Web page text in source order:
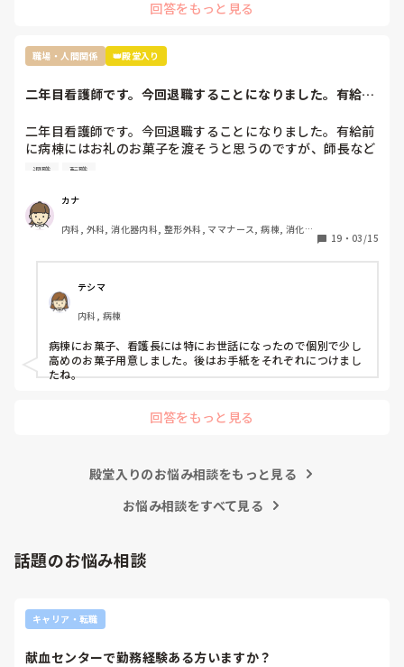
原因は自分だとわかっているのでしょうがないことだとは理
いのかわからなくなりました。
ちなみに私の職場ではすぐ噂は広まるので私のことはほぼ全
今後は今の私の不注意を正し、頑張っていきたいと思ってい
かわからないです。こんな私ですが何かアドバイスいただけ
れば嬉しいです。
かれているんですよね。
「急性期の病棟で一から学び直す」
く領域を見つけて転職したくなった時に、キャリアが役立つの
ではないかと思います。
の看護師相手に無理な愛想笑いや、ご機嫌取りをしないことで
す。
聞き役に徹して、余計なことを言わず、必要最低限の報告・連
絡・相談だけして、淡々と自分の仕事をこなすようにしてくだ
さい。
わからないことがあったときだけ、周りの看護師に聞いてくだ
さい。
もし無視されたら、それは相手の看護師の職務怠慢ですから、
その時に初めて上司に相談したらいいんです。
まだ一年目なんですから、他の看護師の仕事をフォローする必
ましてや、噂話で他人を陥れるような腐った看護師たちに、な
ぜせいさんが手を貸さないといけないんですか？
正直努力するなら、ご自身の看護師としての成長のために、そ
私のお勧めは、転職して性格的に背伸びをしなくてもよい働き
回答をもっと見る
職場・人間関係 👑殿堂入り
二年目看護師です。今回退職することになりました。有給前
二年目看護師です。今回退職することになりました。有給前
に病棟にはお礼のお菓子を渡そうと思うのですが、師長など
個々へお礼のお菓子を用意するか迷っています。みなさん移
退職 転職
カナ
内科, 外科, 消化器内科, 整形外科, ママナース, 病棟, 消化器
19 ・ 03/15
テシマ
内科, 病棟
病棟にお菓子、看護長には特にお世話になったので個別で少し
高めのお菓子用意しました。後はお手紙をそれぞれにつけまし
たね。
回答をもっと見る
殿堂入りのお悩み相談をもっと見る
お悩み相談をすべて見る
話題のお悩み相談
キャリア・転職
献血センターで勤務経験ある方いますか？